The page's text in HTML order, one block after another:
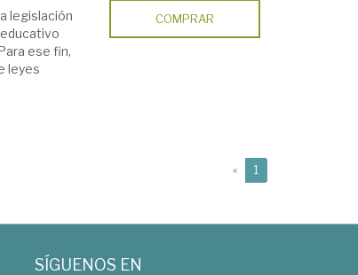
legislación
educativo
ese fin,
leyes
COMPRAR
« 1
SÍGUENOS EN